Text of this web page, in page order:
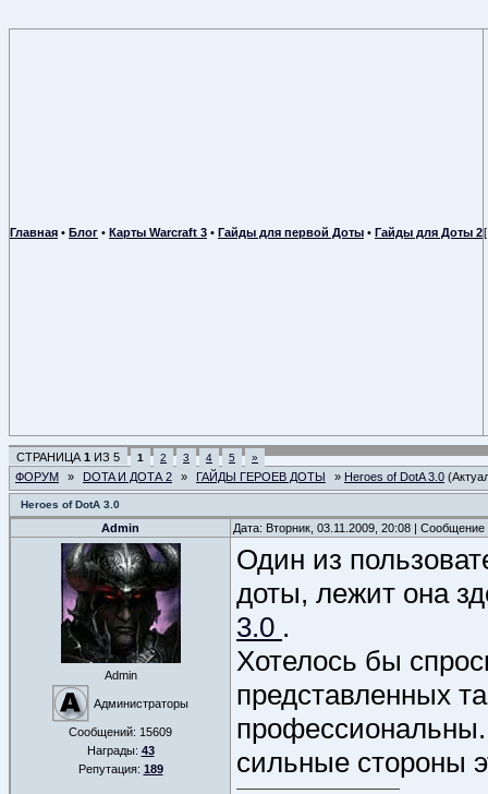
Главная • Блог • Карты Warcraft 3 • Гайды для первой Доты • Гайды для Доты 2
СТРАНИЦА 1 ИЗ 5 1 2 3 4 5 »
ФОРУМ » DOTA И ДОТА 2 » ГАЙДЫ ГЕРОЕВ ДОТЫ » Heroes of DotA 3.0
Heroes of DotA 3.0
Admin Дата: Вторник, 03.11.2009, 20:08 |
Admin
Администраторы
Сообщений: 15609
Награды: 43
Репутация: 189
Один из
доты, лежит она
3.0 .
Хотелось бы
представленных
сильные стороны